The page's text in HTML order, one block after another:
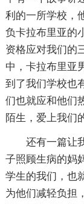
利的一所学校，
负卡拉布里亚的
资格应对我们的
中，卡拉布里亚
到了我们学校也
们也就应和他们
陌生，爱上我们
还有一篇让
子照顾生病的妈
学生的我们，也
为他们减轻负担